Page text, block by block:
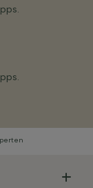
Sie Ihre Lieferwoche